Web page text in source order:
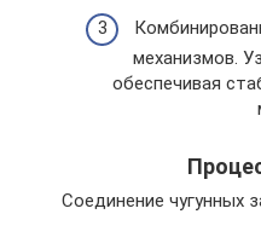
механизмов.
обеспечивая
Соединение чугунных